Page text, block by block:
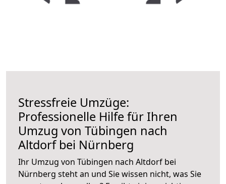
Stressfreie Umzüge:
Professionelle Hilfe für Ihren
Umzug von Tübingen nach
Altdorf bei Nürnberg
Ihr Umzug von Tübingen nach Altdorf bei
Nürnberg steht an und Sie wissen nicht, was Sie